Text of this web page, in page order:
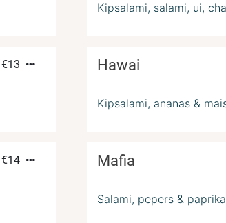
Kipsalami, salami, ui,
€13 Hawai
Kipsalami, ananas &
€14 Mafia
Salami, pepers & paprika